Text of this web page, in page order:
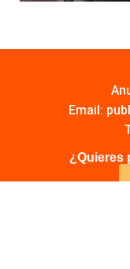
Email:
¿Quieres